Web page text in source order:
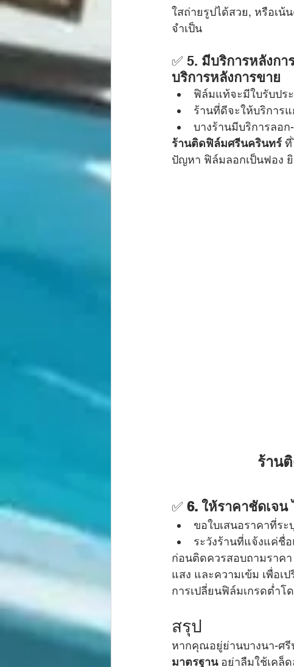
ใสถ่ายรูปได้สวย, หรือเ
จำเป็น
✅ 5. มีบริการหลังกา
บริการหลังการขาย
ฟิล์มแท้จะมีใบรับปร
ร้านที่ดีจะให้บริการ
บางร้านมีบริการลอ
ร้านติดฟิล์มศรีนครินทร์ ที่
ปัญหา ฟิล์มลอกเป็นฟอง
ร้าน
✅ 6. ให้ราคาชัดเจน
ขอใบเสนอราคาที่ร
ระวังร้านที่แจ้งแค่ชื่
ก่อนติดควรสอบถามราค
แสง และความเข้ม เพื่อเ
การเปลี่ยนฟิล์มเกรดต่ำโ
สรุป
หากคุณอยู่ย่านบางนา-ศ
มาตรฐาน อย่าลืมใช้เคล็ด